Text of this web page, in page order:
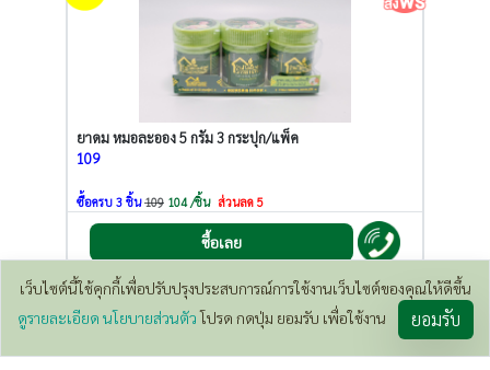
เว็บไซต์นี้ใช้คุกกี้เพื่อปรับปรุงประสบการณ์การใช้งานเว็บไซต์ของคุณให้ดีขึ้น
ดูรายละเอียด นโยบายส่วนตัวโปรด กดปุ่ม ยอมรับ เพื่อใช้งาน ยอมรับ
ยาดม หมอละออง 5 กรัม 3 กระปุก/แพ็ค
109
ซื้อครบ 3 ชิ้น109 104 /ชิ้น ส่วนลด 5
ซื้อเลย
5% 600